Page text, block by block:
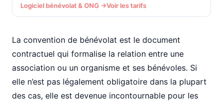
Logiciel bénévolat & ONG →Voir les tarifs
La convention de bénévolat est le document
contractuel qui formalise la relation entre une
association ou un organisme et ses bénévoles. Si
elle n’est pas légalement obligatoire dans la plupart
des cas, elle est devenue incontournable pour les